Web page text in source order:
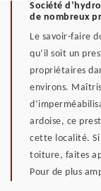
Société
de nombreux
Le savoir-faire
qu’il soit un
propriétaires
environs.
ardoise, ce
cette localité. Si
toiture, faites
Pour de plus